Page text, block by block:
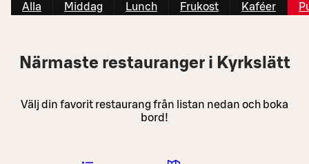
Alla Middag Lunch Frukost Kaféer
Närmaste restauranger i Kyrkslätt
Välj din favorit restaurang från listan nedan och boka
bord!